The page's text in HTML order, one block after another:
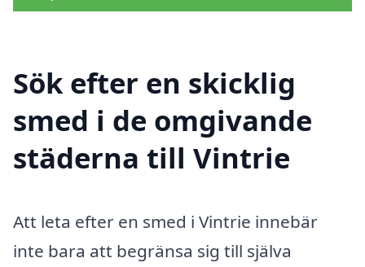
Sök efter en skicklig
smed i de omgivande
städerna till Vintrie
Att leta efter en smed i Vintrie innebär
inte bara att begränsa sig till själva